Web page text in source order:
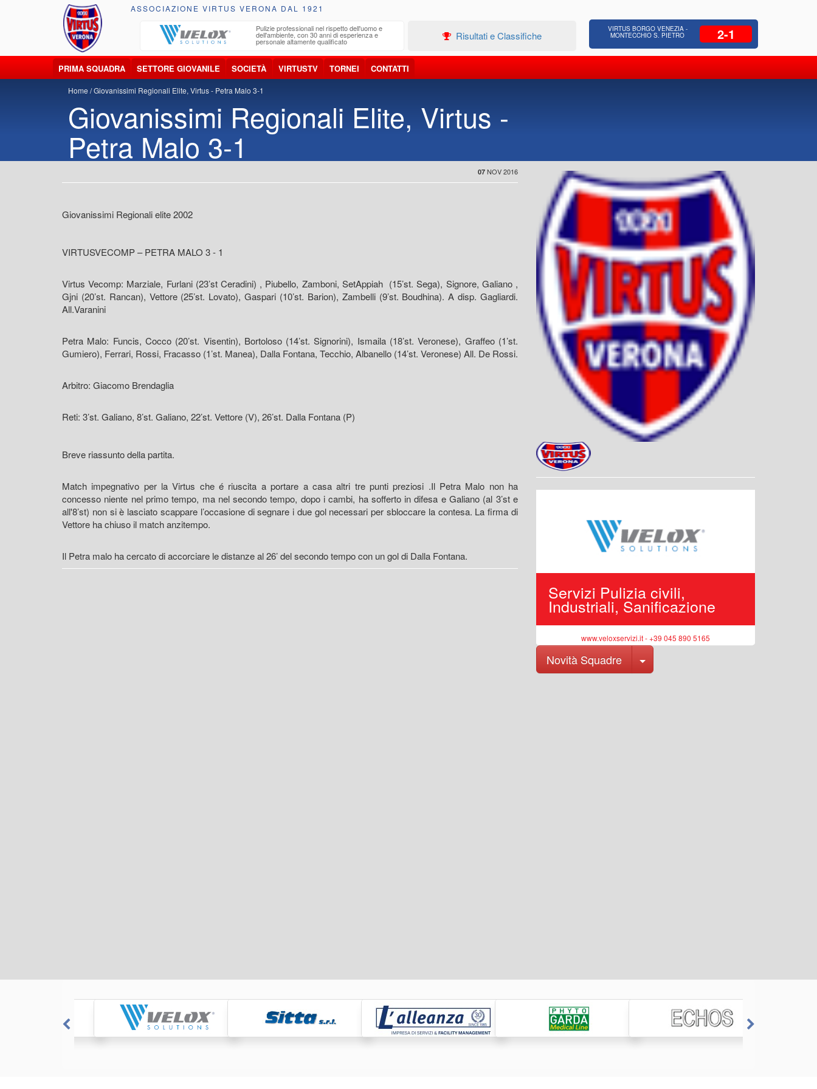
ASSOCIAZIONE VIRTUS VERONA DAL 1921
trasporto, smaltimento e recupero di Pulizie professionali nel rispetto dell'uomo e
dell'ambiente, con 30 anni di esperienza e
personale altamente qualificato
Edilizia Residenziale, Opere pubbliche,
Progettazione Strade, Opere idrauliche, Bonifica
Risultati e Classifiche
VIRTUS BORGO VENEZIA -
MONTECCHIO S. PIETRO 2-1
PRIMA SQUADRA SETTORE GIOVANILE SOCIETÀ VIRTUSTV TORNEI CONTATTI
Home Giovanissimi Regionali Elite, Virtus - Petra Malo 3-1
Giovanissimi Regionali Elite, Virtus -
Petra Malo 3-1
07 NOV 2016
Giovanissimi Regionali elite 2002
VIRTUSVECOMP – PETRA MALO 3 - 1
Virtus Vecomp: Marziale, Furlani (23’st Ceradini) , Piubello, Zamboni, SetAppiah (15’st. Sega), Signore, Galiano ,
Gjni (20’st. Rancan), Vettore (25’st. Lovato), Gaspari (10’st. Barion), Zambelli (9’st. Boudhina). A disp. Gagliardi.
All.Varanini
Petra Malo: Funcis, Cocco (20’st. Visentin), Bortoloso (14’st. Signorini), Ismaila (18’st. Veronese), Graffeo (1’st.
Gumiero), Ferrari, Rossi, Fracasso (1’st. Manea), Dalla Fontana, Tecchio, Albanello (14’st. Veronese) All. De Rossi.
Arbitro: Giacomo Brendaglia
Reti: 3’st. Galiano, 8’st. Galiano, 22’st. Vettore (V), 26’st. Dalla Fontana (P)
Breve riassunto della partita.
Match impegnativo per la Virtus che é riuscita a portare a casa altri tre punti preziosi .Il Petra Malo non ha
concesso niente nel primo tempo, ma nel secondo tempo, dopo i cambi, ha sofferto in difesa e Galiano (al 3’st e
all'8’st) non si è lasciato scappare l’occasione di segnare i due gol necessari per sbloccare la contesa. La firma di
Vettore ha chiuso il match anzitempo.
Il Petra malo ha cercato di accorciare le distanze al 26’ del secondo tempo con un gol di Dalla Fontana.
Servizi Pulizia civili,
Industriali, Sanificazione
www.veloxservizi.it - +39 045 890 5165
Novità Squadre Toggle Dropdown